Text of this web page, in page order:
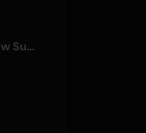
KOMOREBI Releases New Summer Single 'Letsu Natsu'